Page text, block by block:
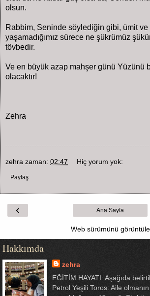
olsun.
Rabbim, Seninde söylediğin gibi, ümit ve
yaşamadığımız sürece ne şükrümüz
tövbedir.
Ve en büyük azap mahşer günü Yüzünü
olacaktır!
Zehra
zehra zaman: 02:47 Hiç yorum yok:
Paylaş
‹ Ana Sayfa
Web sürümünü görüntüle
Hakkımda
zehra
EĞİTİM HAYATI: Aşağıda
Petrol Yeşili Toros: Aile